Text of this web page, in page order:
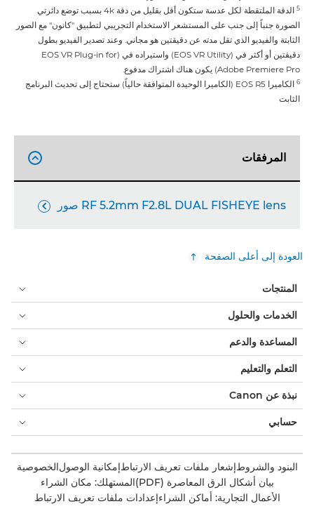
5
الدقة الملتقطة لكل عدسة ستكون أقل بقليل من دقة 4k بسبب توضع دائرتي
الصورة جنباً إلى جنب على المستشعر الاستخدام التجريبي لتطبيق "كانون" مع الصور
الثابتة والفيديو الذي تقل مدته عن دقيقتين هو مجاني. وعند تصدير الفيديو بطول
دقيقتين أو أكثر في (EOS VR Utility) واستيراده في (EOS VR Plug-in for
Adobe Premiere Pro) يكون هناك اشتراك مدفوع.
6
الكاميرا EOS R5 (الكاميرا الوحيدة المتوافقة حالياً) ستحتاج إلى تحديث البرنامج
الثابت
المرفقات 
RF 5.2mm F2.8L DUAL FISHEYE lens صور 
العودة إلى أعلى الصفحة
المنتجات
الخدمات والحلول
المساعدة والدعم
التعلم والتعليم
نبذة عن Canon
حسابي
البنود والشروطإشعار ملفات تعريف الارتباطإمكانية الوصولالخصوصية
بيان أشكال الرق المعاصرة (PDF)
المستهلك: مكان الشراء
الأعمال التجارية: أماكن الشراءإعدادات ملفات تعريف الارتباط